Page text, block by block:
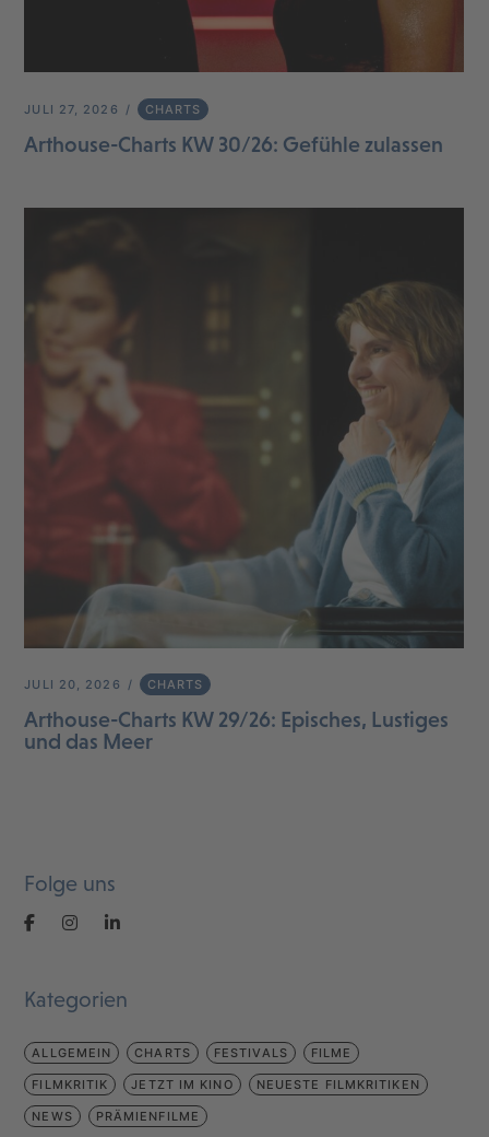
JULI 27, 2026 CHARTS
Arthouse-Charts KW 30/26: Gefühle zulassen
JULI 20, 2026 CHARTS
Arthouse-Charts KW 29/26: Episches, Lustiges
und das Meer
Folge uns
Kategorien
ALLGEMEIN CHARTS FESTIVALS FILME
FILMKRITIK JETZT IM KINO NEUESTE FILMKRITIKEN
NEWS PRÄMIENFILME